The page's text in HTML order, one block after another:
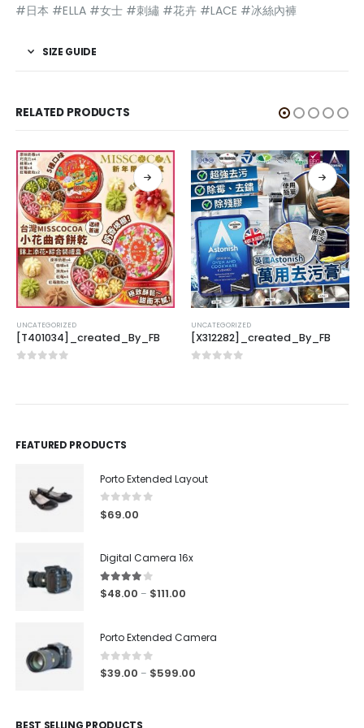
#日本 #ELLA #女士 #刺繡 #花卉 #LACE #冰絲內褲
SIZE GUIDE
RELATED PRODUCTS
UNCATEGORIZED
[T401034]_created_By_FB
UNCATEGORIZED
[X312282]_created_By_FB
FEATURED PRODUCTS
Porto Extended Layout
0 out of 5
$69.00
Digital Camera 16x
4.00out of 5
$48.00 – $111.00
Porto Extended Camera
0out of 5
$39.00 – $599.00
BEST SELLING PRODUCTS